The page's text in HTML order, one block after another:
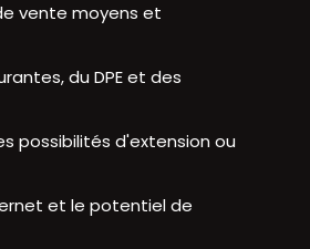
vente moyens et
du DPE et des
possibilités d'extension ou
et le potentiel de